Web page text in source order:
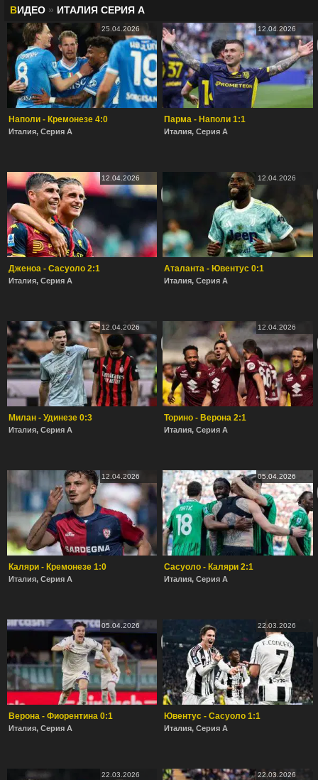
ВИДЕО » ИТАЛИЯ СЕРИЯ А
25.04.2026
Наполи - Кремонезе 4:0
Италия, Серия А
12.04.2026
Парма - Наполи 1:1
Италия, Серия А
12.04.2026
Дженоа - Сасуоло 2:1
Италия, Серия А
12.04.2026
Аталанта - Ювентус 0:1
Италия, Серия А
12.04.2026
Милан - Удинезе 0:3
Италия, Серия А
12.04.2026
Торино - Верона 2:1
Италия, Серия А
12.04.2026
Каляри - Кремонезе 1:0
Италия, Серия А
05.04.2026
Сасуоло - Каляри 2:1
Италия, Серия А
05.04.2026
Верона - Фиорентина 0:1
Италия, Серия А
22.03.2026
Ювентус - Сасуоло 1:1
Италия, Серия А
22.03.2026 22.03.2026